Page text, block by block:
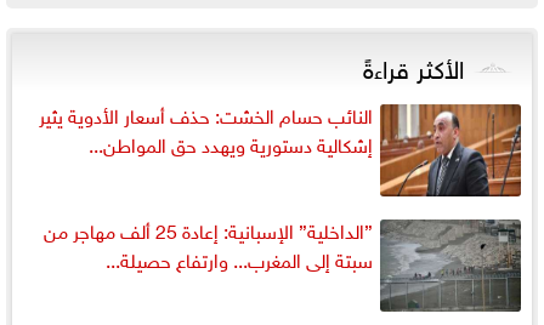
الأكثر قراءةً
النائب حسام الخشت: حذف أسعار الأدوية يثير
إشكالية دستورية ويهدد حق المواطن...
”الداخلية” الإسبانية: إعادة 25 ألف مهاجر من
سبتة إلى المغرب... وارتفاع حصيلة...